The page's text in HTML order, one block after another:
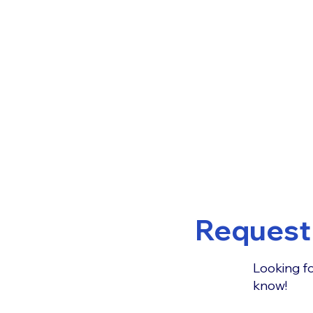
Looking
know!